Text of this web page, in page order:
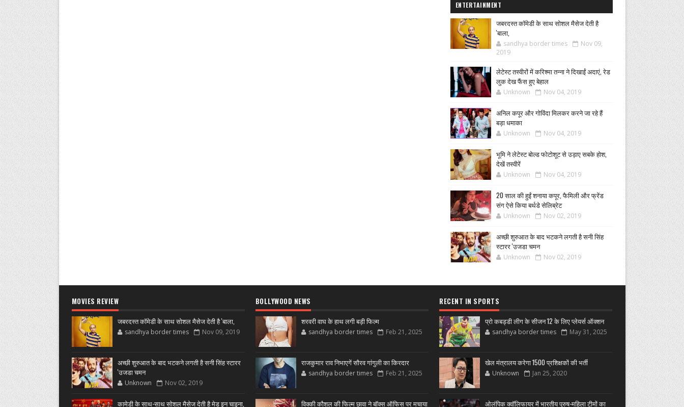
ENTERTAINMENT
जबरदस्त कॉमेडी के साथ सोशल मैसेज देती है
'बाला,
sandhya border times
Nov 09,
2019
लेटेस्ट तस्वीरों में करिश्मा तन्ना ने दिखाईं अदाएं, रेड
लुक देख फैंस हुए बेहाल
Unknown Nov 04, 2019
अनिल कपूर और गोविंदा मिलकर करने जा रहे हैं
बड़ा धमाका
Unknown Nov 04, 2019
भूमि ने लेटेस्ट बोल्ड फोटोशूट से उड़ाए सबके होश,
देखें तस्वीरें
Unknown Nov 04, 2019
20 साल की हुईं शनाया कपूर, फैमिली और फ्रेंड
संग ऐसे किया बर्थडे सेलिब्रेट
Unknown Nov 02, 2019
अच्छी शुरुआत के बाद भटकने लगती है सनी सिंह
स्टारर 'उजडा चमन
Unknown Nov 02, 2019
MOVIES REVIEW
जबरदस्त कॉमेडी के साथ सोशल मैसेज देती है 'बाला,
sandhya border times Nov 09, 2019
अच्छी शुरुआत के बाद भटकने लगती है सनी सिंह स्टारर
'उजडा चमन
Unknown Nov 02, 2019
कामेडी के साथ-साथ सोशल मैसेज देती है मेड इन चाइना,
BOLLYWOOD NEWS
शरवरी वाघ के हाथ लगी बड़ी फिल्म
sandhya border times Feb 21, 2025
राजकुमार राव निभाएगें सौरव गांगुली का किरदार
sandhya border times Feb 21, 2025
विक्की कौशल की फिल्म छावा ने बॉक्स ऑफिस पर मचाया
RECENT IN SPORTS
प्रो कबड्डी लीग के सीजन 12 के लिए प्लेयर्स ऑक्शन
sandhya border times May 31, 2025
खेल मंत्रालय करेगा 1500 प्रशिक्षकों की भर्ती
Unknown Jan 25, 2020
ओलंपिक क्वॉलिफायर में भारतीय पुरुष-महिला टीमों का